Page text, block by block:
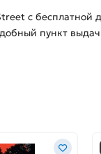
с бесплатной
пункт